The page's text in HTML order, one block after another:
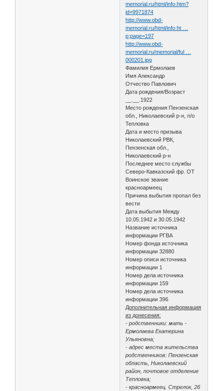
memorial.ru/html/info.htm?
id=9971874
http://www.obd-
memorial.ru/html/info.ht …
p;page=197
http://www.obd-
memorial.ru/memorial/ful …
000201.jpg
Фамилия Ермолаев
Имя Александр
Отчество Павлович
Дата рождения/Возраст
__.__.1922
Место рождения Пензенская
обл., Николаевский р-н, п/о
Тепловка
Дата и место призыва
Николаевский РВК,
Пензенская обл.,
Николаевский р-н
Последнее место службы
Северо-Кавказский фр. ОТ
Воинское звание
красноармеец
Причина выбытия пропал без
вести
Дата выбытия Между
10.05.1942 и 30.05.1942
Название источника
информации РГВА
Номер фонда источника
информации 32880
Номер описи источника
информации 1
Номер дела источника
информации 159
Номер дела источника
информации 396
Дополнительная информация
из донесения:
- родственники: мать -
Ермолаева Екатерина
Ульяновна;
- адрес места жительства
родственников: Пензенская
область, Николаевский
район, почтовое отделение
Тепловка;
- красноармеец. Стрелок, 26